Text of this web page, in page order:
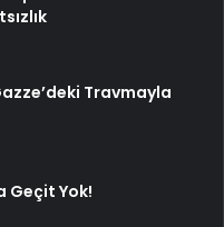
Travmayla
Geçit Yok!